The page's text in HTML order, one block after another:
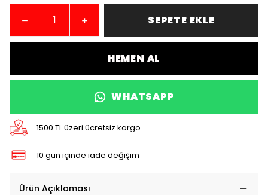
SEPETE EKLE
HEMEN AL
WHATSAPP
1500 TL üzeri ücretsiz kargo
10 gün içinde iade değişim
Ürün Açıklaması